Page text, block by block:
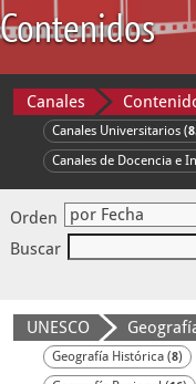
Contenidos
Canales
Canales Universitarios (
Canales de Docencia e
Orden
Buscar
UNESCO
Geografía Histórica (8)